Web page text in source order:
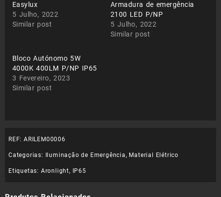
Easylux
5 Julho, 2022
Similar post
Armadura de emergência
2100 LED P/NP
5 Julho, 2022
Similar post
Bloco Autónomo 5W
4000K 400LM P/NP IP65
3 Fevereiro, 2023
Similar post
REF: ARILEM00006
Categorias: Iluminação de Emergência, Material Elétrico
Etiquetas: Aronlight, IP65